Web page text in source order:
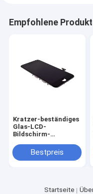
Empfohlene
Kratzer-beständiges
Glas-LCD-
Bildschirm-
Telefon-Ersatzteil-
Soem Iphone 7
Bestpreis
Startseite